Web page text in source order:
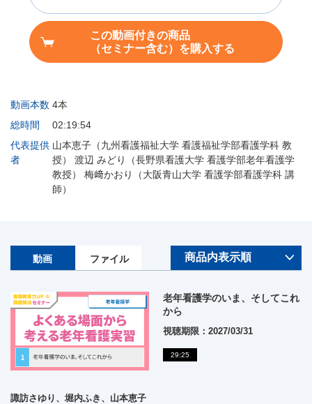
動画本数 4本
総時間
02:19:54
代表提供
者
山本恵子（九州看護福祉大学 看護福祉学部看護学科 教
授） 渡辺 みどり（長野県看護大学 看護学部老年看護学
教授） 梅﨑かおり（大阪青山大学 看護学部看護学科 講
師）
この動画付きの商品
（セミナー含む）を購入する
動画 ファイル
老年看護学のいま、そしてこれ
から
視聴期限：2027/03/31
29:25
諏訪さゆり、堀内ふき、山本恵子